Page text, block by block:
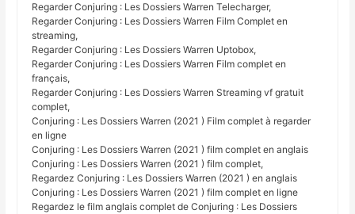
Regarder Conjuring : Les Dossiers Warren Telecharger,
Regarder Conjuring : Les Dossiers Warren Film Complet en
streaming,
Regarder Conjuring : Les Dossiers Warren Uptobox,
Regarder Conjuring : Les Dossiers Warren Film complet en
français,
Regarder Conjuring : Les Dossiers Warren Streaming vf gratuit
complet,
Conjuring : Les Dossiers Warren (2021 ) Film complet à regarder
en ligne
Conjuring : Les Dossiers Warren (2021 ) film complet en anglais
Conjuring : Les Dossiers Warren (2021 ) film complet,
Regardez Conjuring : Les Dossiers Warren (2021 ) en anglais
Conjuring : Les Dossiers Warren (2021 ) film complet en ligne
Regardez le film anglais complet de Conjuring : Les Dossiers